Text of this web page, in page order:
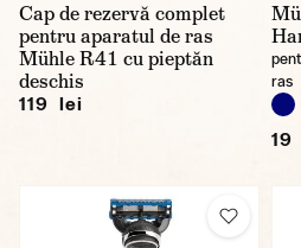
Cap de rezervă complet
pentru aparatul de ras
Mühle R41 cu pieptăn
deschis
119 lei
ras
19